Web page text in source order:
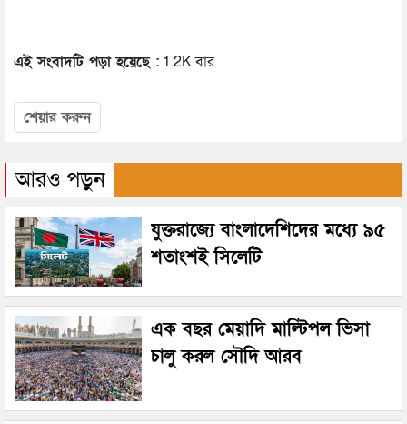
এই সংবাদটি পড়া হয়েছে : 1.2K বার
শেয়ার করুন
আরও পড়ুন
যুক্তরাজ্যে বাংলাদেশিদের মধ্যে ৯৫
শতাংশই সিলেটি
এক বছর মেয়াদি মাল্টিপল ভিসা
চালু করল সৌদি আরব